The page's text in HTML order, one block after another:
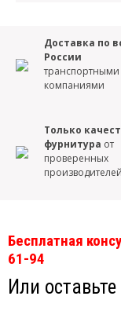
Доставка по
России
транспортными
компаниями
Только
фурнитура от
проверенных
производителей
Бесплатная
61-94
Или